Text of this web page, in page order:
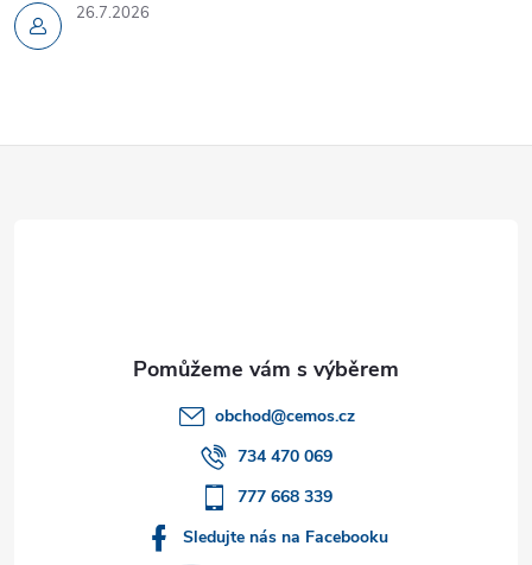
26.7.2026
obchod@cemos.cz
734 470 069
777 668 339
Sledujte nás na Facebooku